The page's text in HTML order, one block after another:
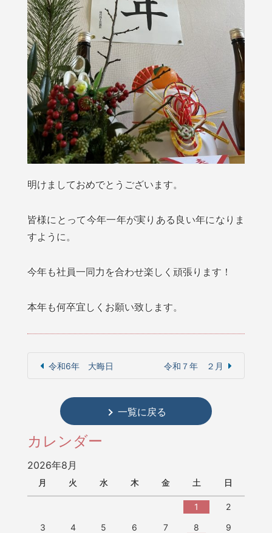
明けましておめでとうございます。
皆様にとって今年一年が実りある良い年になりま
すように。
今年も社員一同力を合わせ楽しく頑張ります！
本年も何卒宜しくお願い致します。
令和6年 大晦日 令和７年 ２月
一覧に戻る
カレンダー
2026年8月
月 火 水 木 金 土 日
1
2
3
4 5 6 7 8
9